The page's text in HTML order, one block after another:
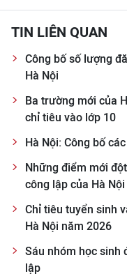
Ảnh
Infographic
TIN ĐỊA PHƯƠNG
Trung du và miền
Đồng bằng sông
Bắc Trung Bộ
Duyên hải Nam
Nguyên
TIN LIÊN QUAN
Công bố số lượng
Hà Nội
Ba trường mới của
chỉ tiêu vào lớp 10
Hà Nội: Công bố
Những điểm mới
công lập của Hà Nội
Chỉ tiêu tuyển sinh
Hà Nội năm 2026
Sáu nhóm học sinh
lập